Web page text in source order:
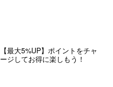
【最大5%UP】ポイントをチャ
ージしてお得に楽しもう！